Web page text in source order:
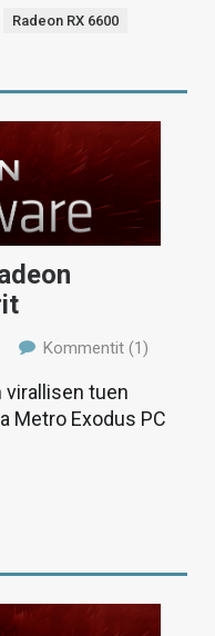
Radeon RX 6600
Kommentit (1)
virallisen tuen
Metro Exodus PC